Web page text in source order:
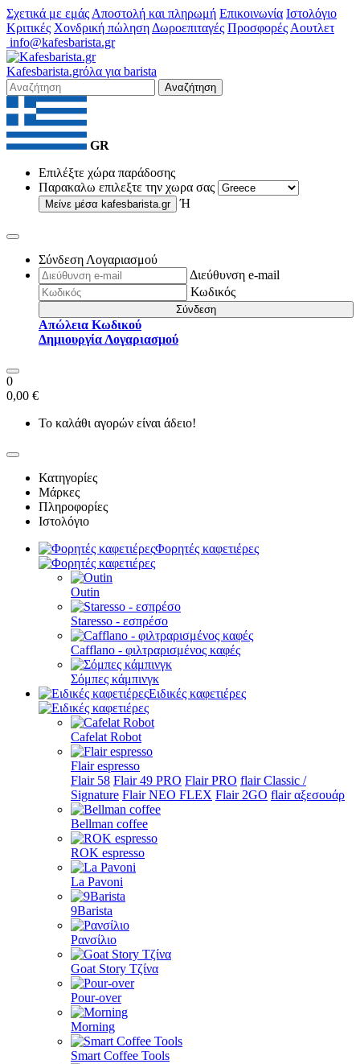
Σχετικά με εμάς Αποστολή και πληρωμή Επικοινωνία Ιστολόγιο
Κριτικές Χονδρική πώληση Δωροεπιταγές Προσφορές Αουτλετ
info@kafesbarista.gr
Kafesbarista.grόλα για barista
Αναζήτηση
GR
Επιλέξτε χώρα παράδοσης
Παρακαλω επιλεξτε την χωρα σας
Μείνε μέσα kafesbarista.gr Ή
Σύνδεση Λογαριασμού
Διεύθυνση e-mail
Κωδικός
Σύνδεση
Απώλεια Κωδικού
Δημιουργία Λογαριασμού
0
0,00 €
Το καλάθι αγορών είναι άδειο!
Κατηγορίες
Μάρκες
Πληροφορίες
Ιστολόγιο
Φορητές καφετιέρες
Outin
Staresso - εσπρέσο
Cafflano - φιλτραρισμένος καφές
Σόμπες κάμπινγκ
Ειδικές καφετιέρες
Cafelat Robot
Flair espresso
Flair 58 Flair 49 PRO Flair PRO flair Classic /
Signature Flair NEO FLEX Flair 2GO flair αξεσουάρ
Bellman coffee
ROK espresso
La Pavoni
9Barista
Ρανσίλιο
Goat Story Τζίνα
Pour-over
Morning
Smart Coffee Tools